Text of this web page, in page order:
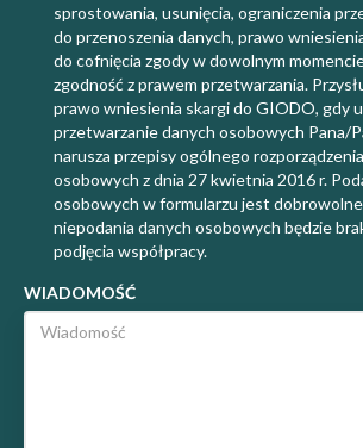
sprostowania, usunięcia, ograniczenia
do przenoszenia danych, prawo
do cofnięcia zgody w dowolnym
zgodność z prawem przetwarzania.
prawo wniesienia skargi do GIODO, gdy
przetwarzanie danych osobowych Pana/
narusza przepisy ogólnego
osobowych z dnia 27 kwietnia 2016 r.
osobowych w formularzu jest
niepodania danych osobowych będzie
podjęcia współpracy.
WIADOMOŚĆ